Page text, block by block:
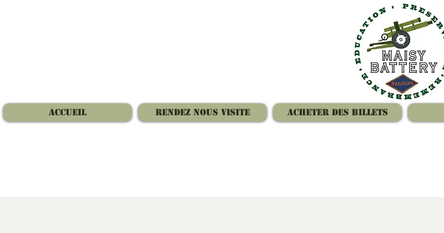
Accueil Rendez nous visite Acheter des billets